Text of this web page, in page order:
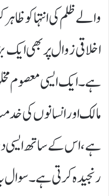
والے ظلم کی انتہا کو
اخلاقی زوال پر بھی ایک
ہے۔ ایک ایسی معصوم
مالک اور انسانوں کی
ہے، اس کے ساتھ ایسی
رنجیدہ کرتی ہے۔